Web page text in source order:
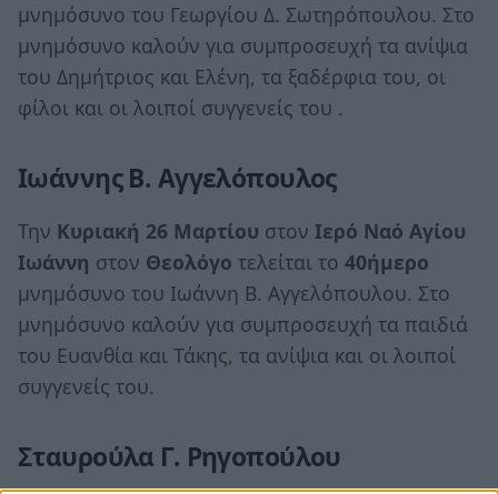
μνημόσυνο του Γεωργίου Δ. Σωτηρόπουλου. Στο
μνημόσυνο καλούν για συμπροσευχή τα ανίψια
του Δημήτριος και Ελένη, τα ξαδέρφια του, οι
φίλοι και οι λοιποί συγγενείς του .
Ιωάννης Β. Αγγελόπουλος
Την Κυριακή 26 Μαρτίου στον Ιερό Ναό Αγίου
Ιωάννη στον Θεολόγο τελείται το 40ήμερο
μνημόσυνο του Ιωάννη Β. Αγγελόπουλου. Στο
μνημόσυνο καλούν για συμπροσευχή τα παιδιά
του Ευανθία και Τάκης, τα ανίψια και οι λοιποί
συγγενείς του.
Σταυρούλα Γ. Ρηγοπούλου